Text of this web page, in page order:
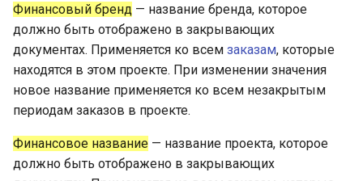
Финансовый бренд — название бренда, которое
должно быть отображено в закрывающих
документах. Применяется ко всем заказам, которые
находятся в этом проекте. При изменении значения
новое название применяется ко всем незакрытым
периодам заказов в проекте.
Финансовое название — название проекта, которое
должно быть отображено в закрывающих